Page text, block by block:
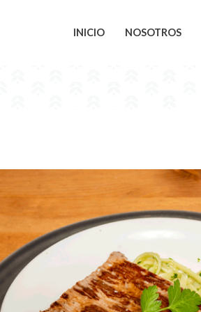
INICIO NOSOTROS